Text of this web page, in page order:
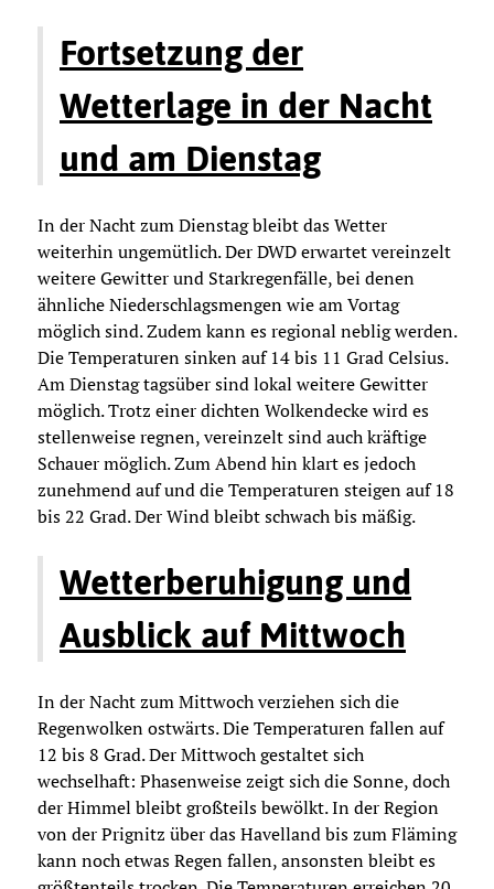
Fortsetzung der
Wetterlage in der Nacht
und am Dienstag
In der Nacht zum Dienstag bleibt das Wetter
weiterhin ungemütlich. Der DWD erwartet vereinzelt
weitere Gewitter und Starkregenfälle, bei denen
ähnliche Niederschlagsmengen wie am Vortag
möglich sind. Zudem kann es regional neblig werden.
Die Temperaturen sinken auf 14 bis 11 Grad Celsius.
Am Dienstag tagsüber sind lokal weitere Gewitter
möglich. Trotz einer dichten Wolkendecke wird es
stellenweise regnen, vereinzelt sind auch kräftige
Schauer möglich. Zum Abend hin klart es jedoch
zunehmend auf und die Temperaturen steigen auf 18
bis 22 Grad. Der Wind bleibt schwach bis mäßig.
Wetterberuhigung und
Ausblick auf Mittwoch
In der Nacht zum Mittwoch verziehen sich die
Regenwolken ostwärts. Die Temperaturen fallen auf
12 bis 8 Grad. Der Mittwoch gestaltet sich
wechselhaft: Phasenweise zeigt sich die Sonne, doch
der Himmel bleibt großteils bewölkt. In der Region
von der Prignitz über das Havelland bis zum Fläming
kann noch etwas Regen fallen, ansonsten bleibt es